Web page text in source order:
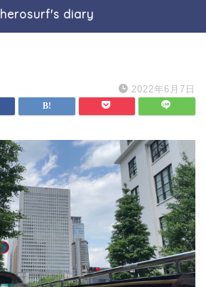
herosurf's diary
2022年6月7日